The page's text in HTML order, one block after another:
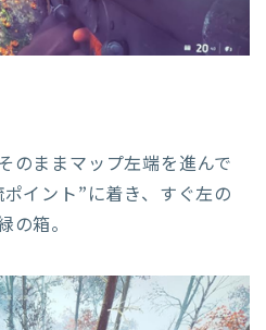
のままマップ左端を進んで
イント”に着き、すぐ左の
の箱。